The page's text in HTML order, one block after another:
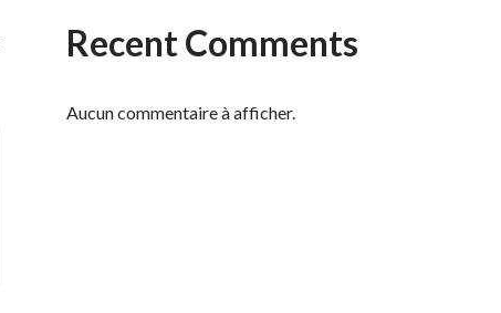
Recent Comments
Aucun commentaire à afficher.